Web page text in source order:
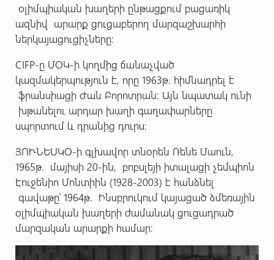
օլիմպիական խաղերի ընթացքում բացառիկ
ազնիվ արարք ցուցաբերող մարզաշխարհի
ներկայացուցիչները:
CIFP-ը ՄՕԿ-ի կողմից ճանաչված
կազմակերպություն է, որը 1963թ. հիմնադրել է
ֆրանսիացի Ժան Բորոտրան: Այն նպատակ ունի
խթանելու արդար խաղի գաղափարները
սպորտում և դրանից դուրս:
ՅՈՒՆԵՍԿՕ-ի գլխավոր տնօրեն Ռենե Մաուն,
1965թ. մայիսի 20-ին, բոբսլեյի իտալացի չեմպիոն
Էուջենիո Մոնտիին (1928-2003) է հանձնել
գավաթը՝ 1964թ. Ինսբրուկում կայացած ձմեռային
օլիմպիական խաղերի ժամանակ ցուցադրած
մարզական արարքի համար։